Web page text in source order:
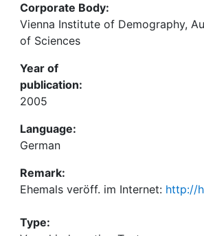
Corporate Body:
Vienna Institute of Demography,
of Sciences
Year of
publication:
2005
Language:
German
Remark:
Ehemals veröff. im Internet: http://
Type: